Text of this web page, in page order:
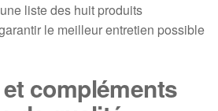
liste des huit produits
le meilleur entretien possible
compléments